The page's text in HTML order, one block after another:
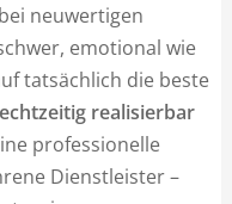
neuwertigen
emotional wie
tatsächlich die beste
realisierbar
professionelle
Dienstleister –